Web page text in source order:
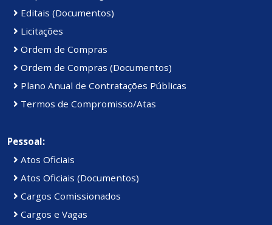
Editais (Documentos)
Licitações
Ordem de Compras
Ordem de Compras (Documentos)
Plano Anual de Contratações Públicas
Termos de Compromisso/Atas
Pessoal:
Atos Oficiais
Atos Oficiais (Documentos)
Cargos Comissionados
Cargos e Vagas